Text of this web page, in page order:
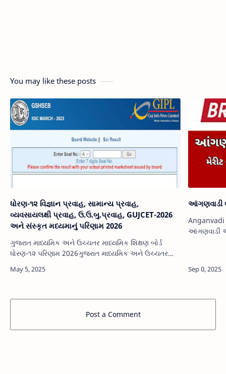
You may like these posts
ધોરણ-૧૨ વિજ્ઞાન પ્રવાહ, સામાન્ય પ્રવાહ,
વ્યવસાયલક્ષી પ્રવાહ, ઉ.ઉ.બુ.પ્રવાહ, GUJCET-2026
અને સંસ્કૃત મધ્યમાનું પરિણામ 2026
ગુજરાત માધ્યમિક અને ઉચ્ચતર માધ્યમિક શિક્ષણ બોર્ડ
ધોરણ-૧૨ પરિણામ 2026ગુજરાત માધ્યમિક અને ઉચ્ચતર
જણાવ્યા મુજબ માર્ચ-૨૦૨6 માં યોજાયેલ …
આંગણવાડી
આંગણવાડી
Post a Comment